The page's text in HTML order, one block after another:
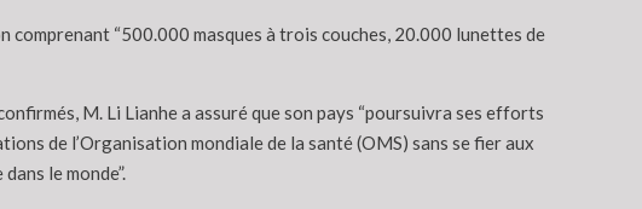
comprenant “500.000 masques à trois couches, 20.000 lunettes de
M. Li Lianhe a assuré que son pays “poursuivra ses efforts
de l’Organisation mondiale de la santé (OMS) sans se fier aux
le monde”.